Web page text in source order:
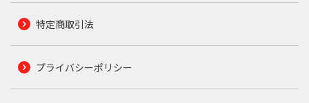
特定商取引法
プライバシーポリシー